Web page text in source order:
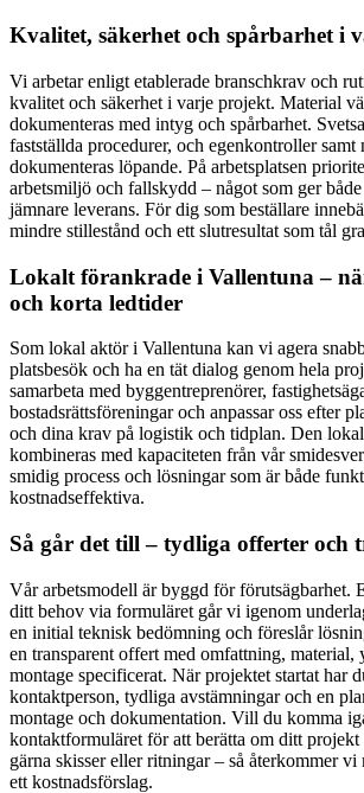
Kvalitet, säkerhet och spårbarhet i
Vi arbetar enligt etablerade branschkrav och
kvalitet och säkerhet i varje projekt. Material
dokumenteras med intyg och spårbarhet.
fastställda procedurer, och egenkontroller
dokumenteras löpande. På arbetsplatsen
arbetsmiljö och fallskydd – något som ger
jämnare leverans. För dig som beställare
mindre stillestånd och ett slutresultat som tål
Lokalt förankrade i Vallentuna –
och korta ledtider
Som lokal aktör i Vallentuna kan vi agera
platsbesök och ha en tät dialog genom hela
samarbeta med byggentreprenörer,
bostadsrättsföreningar och anpassar oss efter
och dina krav på logistik och tidplan. Den
kombineras med kapaciteten från vår
smidig process och lösningar som är både
kostnadseffektiva.
Så går det till – tydliga offerter och
Vår arbetsmodell är byggd för förutsägbarhet.
ditt behov via formuläret går vi igenom
en initial teknisk bedömning och föreslår
en transparent offert med omfattning, material,
montage specificerat. När projektet startat har
kontaktperson, tydliga avstämningar och en
montage och dokumentation. Vill du komma
kontaktformuläret för att berätta om ditt
gärna skisser eller ritningar – så återkommer
ett kostnadsförslag.